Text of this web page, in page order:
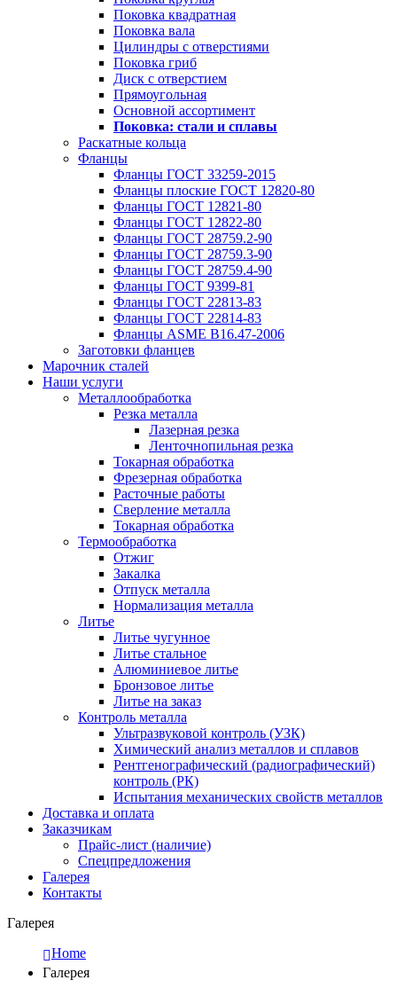
Поковка квадратная
Поковка вала
Цилиндры с отверстиями
Поковка гриб
Диск с отверстием
Прямоугольная
Основной ассортимент
Поковка: cтали и сплавы
Раскатные кольца
Фланцы
Фланцы ГОСТ 33259-2015
Фланцы плоские ГОСТ 12820-80
Фланцы ГОСТ 12821-80
Фланцы ГОСТ 12822-80
Фланцы ГОСТ 28759.2-90
Фланцы ГОСТ 28759.3-90
Фланцы ГОСТ 28759.4-90
Фланцы ГОСТ 9399-81
Фланцы ГОСТ 22813-83
Фланцы ГОСТ 22814-83
Фланцы ASME B16.47-2006
Заготовки фланцев
Марочник сталей
Наши услуги
Металлообработка
Резка металла
Лазерная резка
Ленточнопильная резка
Токарная обработка
Фрезерная обработка
Расточные работы
Сверление металла
Токарная обработка
Термообработка
Отжиг
Закалка
Отпуск металла
Нормализация металла
Литье
Литье чугунное
Литье стальное
Алюминиевое литье
Бронзовое литье
Литье на заказ
Контроль металла
Ультразвуковой контроль (УЗК)
Химический анализ металлов и сплавов
Рентгенографический (радиографический)
контроль (РК)
Испытания механических свойств металлов
Доставка и оплата
Заказчикам
Прайс-лист (наличие)
Спецпредложения
Галерея
Контакты
Галерея
Home
Галерея